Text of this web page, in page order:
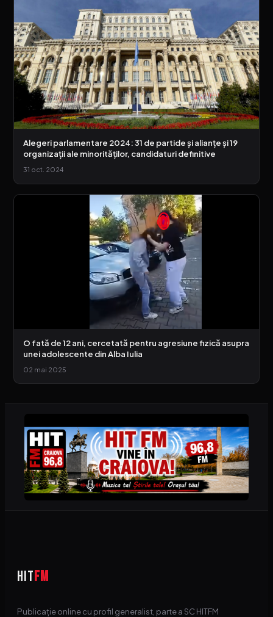
Alegeri parlamentare 2024: 31 de partide și alianțe și 19
organizații ale minorităților, candidaturi definitive
31 oct. 2024
O fată de 12 ani, cercetată pentru agresiune fizică asupra
unei adolescente din Alba Iulia
02 mai 2025
HITFM
Publicație online cu profil generalist, parte a SC HITFM